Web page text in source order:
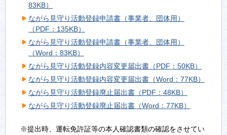
83KB）
ながら見守り活動登録申請書（事業者、団体用）
（PDF：135KB）
ながら見守り活動登録申請書（事業者、団体用）
（Word：83KB）
ながら見守り活動登録内容変更届出書（PDF：50KB）
ながら見守り活動登録内容変更届出書（Word：77KB）
ながら見守り活動登録廃止届出書（PDF：48KB）
ながら見守り活動登録廃止届出書（Word：77KB）
※提出時、運転免許証等の本人確認書類の確認をさせてい